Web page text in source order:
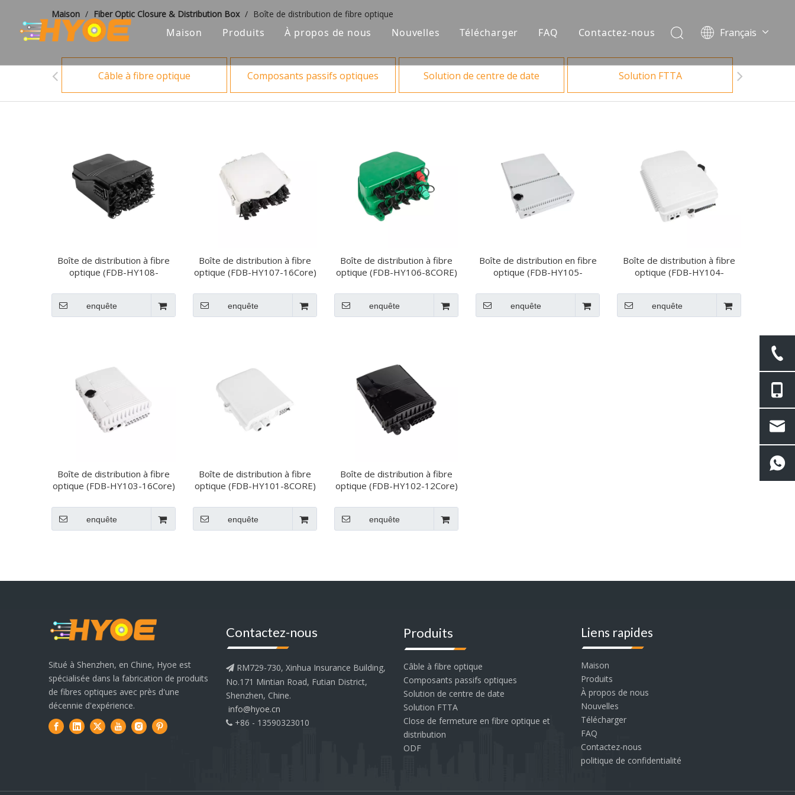
Maison Produits
Câble à fibre optique
Composants passifs optiques
Close de fermeture en fibre optique et distribution
À propos de nous Nouvelles Télécharger FAQ Contactez-nous Français
Español
Português
Bahasa indonesia
Maison / Fiber Optic Closure & Distribution Box / Boîte de distribution de fibre optique
Câble à fibre optique Composants passifs optiques Solution de centre de date Solution FTTA
Boîte de distribution à fibre
optique (FDB-HY108-
enquête
Boîte de distribution à fibre
optique (FDB-HY107-16Core)
enquête
Boîte de distribution à fibre
optique (FDB-HY106-8CORE)
enquête
Boîte de distribution en fibre
optique (FDB-HY105-
enquête
Boîte de distribution à fibre
optique (FDB-HY104-
enquête
Boîte de distribution à fibre
optique (FDB-HY103-16Core)
enquête
Boîte de distribution à fibre
optique (FDB-HY101-8CORE)
enquête
Boîte de distribution à fibre
optique (FDB-HY102-12Core)
enquête
Situé à Shenzhen, en Chine, Hyoe est
spécialisée dans la fabrication de produits
de fibres optiques avec près d'une
décennie d'expérience.
Contactez-nous
 RM729-730, Xinhua Insurance Building,
No.171 Mintian Road, Futian District,
Shenzhen, Chine.
info@hyoe.cn
 +86 - 13590323010
Produits
Câble à fibre optique
Composants passifs optiques
Solution de centre de date
Solution FTTA
Close de fermeture en fibre optique et
distribution
ODF
Liens rapides
Maison
Produits
À propos de nous
Nouvelles
Télécharger
FAQ
Contactez-nous
politique de confidentialité